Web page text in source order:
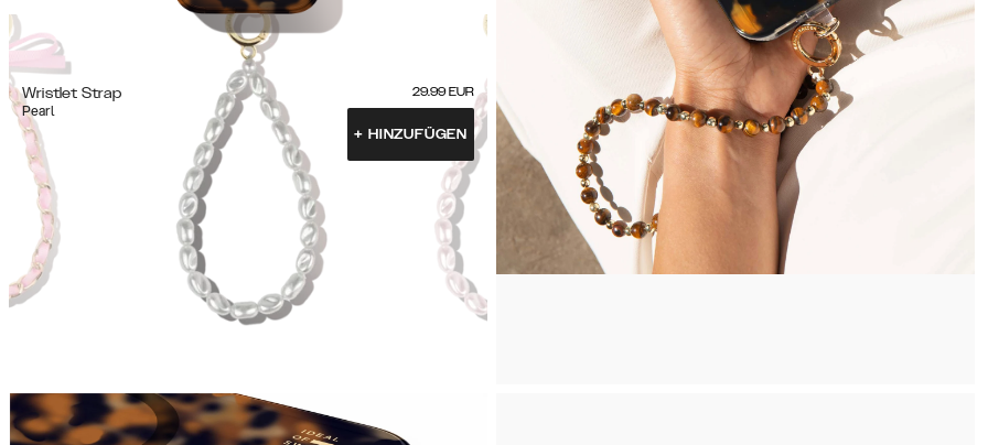
Wristlet Strap
Pearl
29.99 EUR
+ HINZUFÜGEN